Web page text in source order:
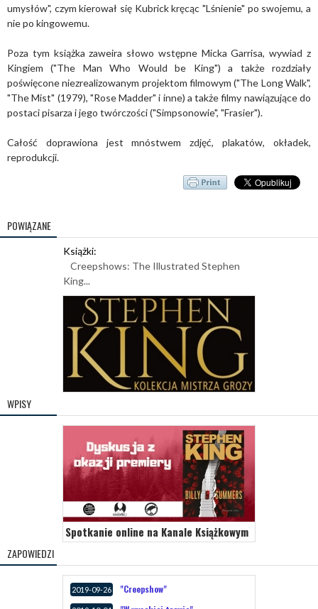
umysłów", czym kierował się Kubrick kręcąc "Lśnienie" po swojemu, a
nie po kingowemu.
Poza tym książka zaweira słowo wstępne Micka Garrisa, wywiad z
Kingiem ("The Man Who Would be King") a także rozdziały
poświęcone niezrealizowanym projektom filmowym ("The Long Walk",
"The Mist" (1979), "Rose Madder" i inne) a także filmy nawiązujące do
postaci pisarza i jego twórczości ("Simpsonowie", "Frasier").
Całość doprawiona jest mnóstwem zdjęć, plakatów, okładek,
reprodukcji.
POWIĄZANE
Książki:
Creepshows: The Illustrated Stephen
King...
WPISY
Spotkanie online na Kanale Książkowym
ZAPOWIEDZI
2019-09-26 "Creepshow"